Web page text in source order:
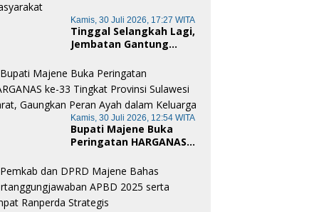
Kamis, 30 Juli 2026, 17:27 WITA
Tinggal Selangkah Lagi,
Jembatan Gantung
1401/Majene Siap
Digunakan Masyarakat
Kamis, 30 Juli 2026, 12:54 WITA
Bupati Majene Buka
Peringatan HARGANAS
Sulawesi Barat,
Gaungkan Peran Ayah
dalam Keluarga